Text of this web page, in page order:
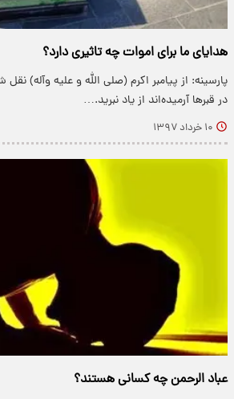
هدایای ما برای اموات چه تاثیری دارد؟
پارسینه: از پیامبر اکرم (صلی الله و علیه وآله)
در قبر‌ها آرمیده‌اند از یاد نبرید.…
۱۰ خرداد ۱۳۹۷
عباد الرحمن چه کسانی هستند؟